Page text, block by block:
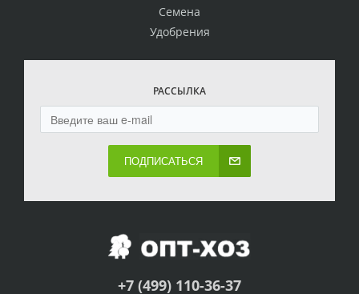
Семена
Удобрения
РАССЫЛКА
ПОДПИСАТЬСЯ
+7 (499) 110-36-37